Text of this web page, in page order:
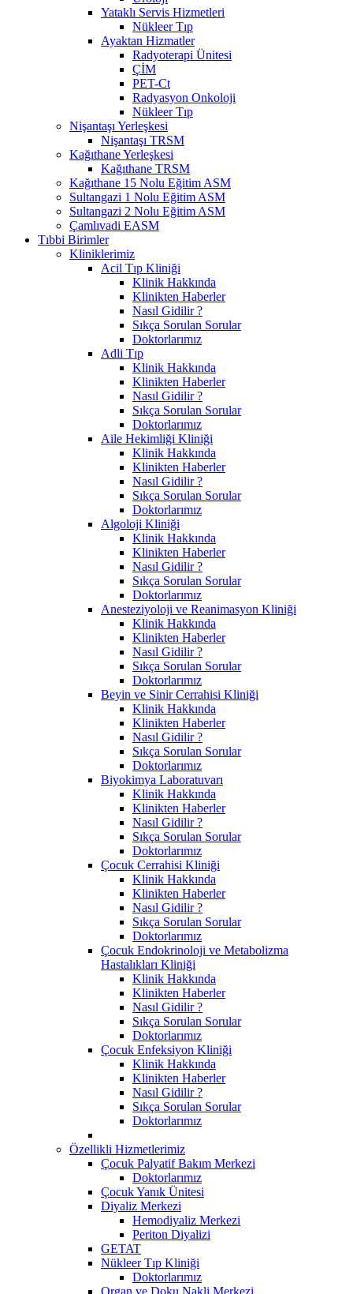
Yataklı Servis Hizmetleri
Nükleer Tıp
Ayaktan Hizmatler
Radyoterapi Ünitesi
ÇİM
PET-Ct
Radyasyon Onkoloji
Nükleer Tıp
Nişantaşı Yerleşkesi
Nişantaşı TRSM
Kağıthane Yerleşkesi
Kağıthane TRSM
Kağıthane 15 Nolu Eğitim ASM
Sultangazi 1 Nolu Eğitim ASM
Sultangazi 2 Nolu Eğitim ASM
Çamlıvadi EASM
Tıbbi Birimler
Kliniklerimiz
Acil Tıp Kliniği
Klinik Hakkında
Klinikten Haberler
Nasıl Gidilir ?
Sıkça Sorulan Sorular
Doktorlarımız
Adli Tıp
Klinik Hakkında
Klinikten Haberler
Nasıl Gidilir ?
Sıkça Sorulan Sorular
Doktorlarımız
Aile Hekimliği Kliniği
Klinik Hakkında
Klinikten Haberler
Nasıl Gidilir ?
Sıkça Sorulan Sorular
Doktorlarımız
Algoloji Kliniği
Klinik Hakkında
Klinikten Haberler
Nasıl Gidilir ?
Sıkça Sorulan Sorular
Doktorlarımız
Anesteziyoloji ve Reanimasyon Kliniği
Klinik Hakkında
Klinikten Haberler
Nasıl Gidilir ?
Sıkça Sorulan Sorular
Doktorlarımız
Beyin ve Sinir Cerrahisi Kliniği
Klinik Hakkında
Klinikten Haberler
Nasıl Gidilir ?
Sıkça Sorulan Sorular
Doktorlarımız
Biyokimya Laboratuvarı
Klinik Hakkında
Klinikten Haberler
Nasıl Gidilir ?
Sıkça Sorulan Sorular
Doktorlarımız
Çocuk Cerrahisi Kliniği
Klinik Hakkında
Klinikten Haberler
Nasıl Gidilir ?
Sıkça Sorulan Sorular
Doktorlarımız
Çocuk Endokrinoloji ve Metabolizma
Hastalıkları Kliniği
Klinik Hakkında
Klinikten Haberler
Nasıl Gidilir ?
Sıkça Sorulan Sorular
Doktorlarımız
Çocuk Enfeksiyon Kliniği
Klinik Hakkında
Klinikten Haberler
Nasıl Gidilir ?
Sıkça Sorulan Sorular
Doktorlarımız
Özellikli Hizmetlerimiz
Çocuk Palyatif Bakım Merkezi
Doktorlarımız
Çocuk Yanık Ünitesi
Diyaliz Merkezi
Hemodiyaliz Merkezi
Periton Diyalizi
GETAT
Nükleer Tıp Kliniği
Doktorlarımız
Organ ve Doku Nakli Merkezi